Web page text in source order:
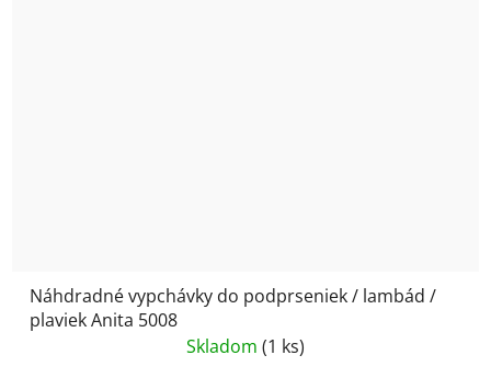
Náhdradné vypchávky do podprseniek / lambád /
plaviek Anita 5008
Skladom (1 ks)